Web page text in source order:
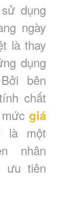
dụng
ngày
là thay
dụng
bên
chất
mứcgiá
là một
nhân
ưu tiên